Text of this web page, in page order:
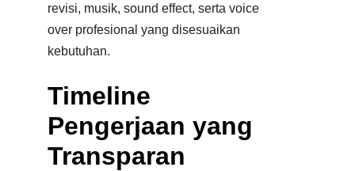
revisi, musik, sound effect, serta voice
over profesional yang disesuaikan
kebutuhan.
Timeline
Pengerjaan yang
Transparan